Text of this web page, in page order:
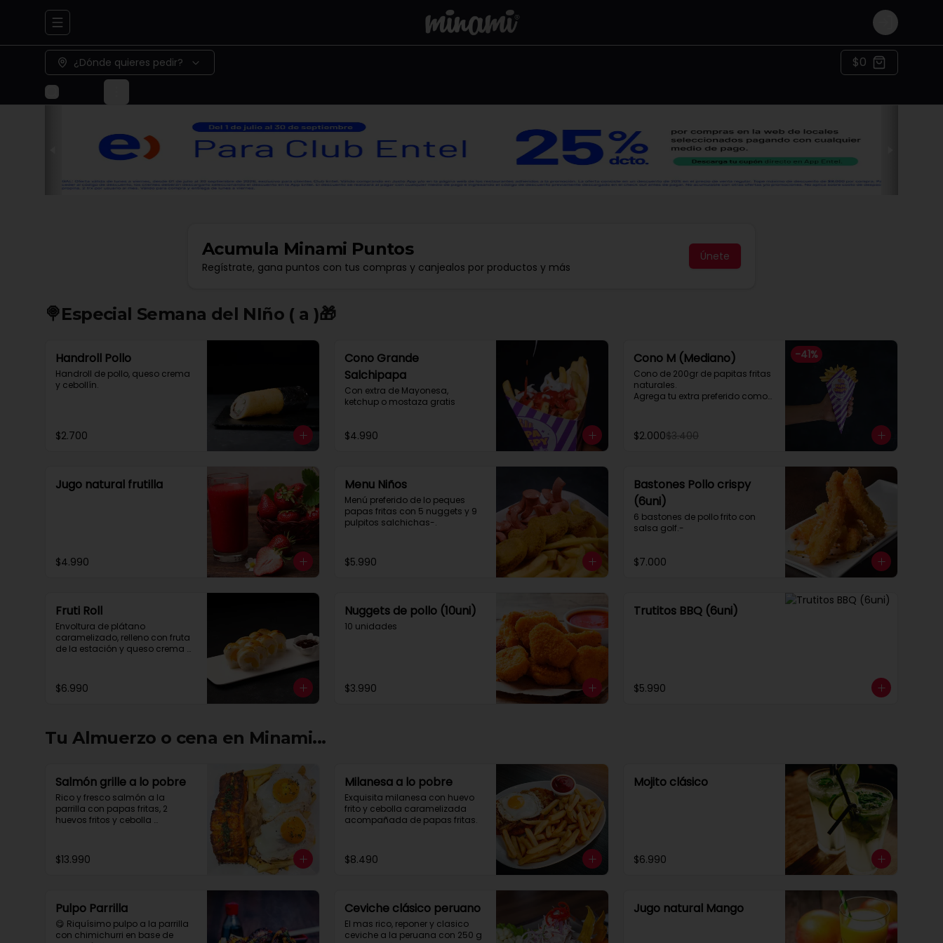
Abrir menu de navegación Login
¿Dónde quieres pedir? $0
Acumula Minami Puntos
Regístrate, gana puntos con tus compras y canjealos por productos y más
Únete
🍭Especial Semana del NIño ( a )🎁​
Handroll Pollo
Handroll de pollo, queso crema
y cebollín.
$2.700
Cono Grande
Salchipapa
Con extra de Mayonesa,
ketchup o mostaza gratis
$4.990
-41%
Cono M (Mediano)
Cono de 200gr de papitas fritas
naturales.
Agrega tu extra preferido como
y mucho mas....
$2.000$3.400
Jugo natural frutilla
$4.990
Menu Niños
Menú preferido de lo peques
papas fritas con 5 nuggets y 9
pulpitos salchichas-.
$5.990
Bastones Pollo crispy
(6uni)
6 bastones de pollo frito con
salsa golf.-
$7.000
Fruti Roll
Envoltura de plátano
caramelizado, relleno con fruta
de la estación y queso crema
$6.990
Nuggets de pollo (10uni)
10 unidades
$3.990
Trutitos BBQ (6uni)
$5.990
Tu Almuerzo o cena en Minami...
Salmón grille a lo pobre
Rico y fresco salmón a la
parrilla con papas fritas, 2
huevos fritos y cebolla
$13.990
Milanesa a lo pobre
Exquisita milanesa con huevo
frito y cebolla caramelizada
acompañada de papas fritas.
$8.490
Mojito clásico
$6.990
Pulpo Parrilla
😋 Riquísimo pulpo a la parrilla
con chimichurri en base de
Ceviche clásico peruano
El mas rico, reponer y clasico
ceviche a la peruana con 250 g
Jugo natural Mango